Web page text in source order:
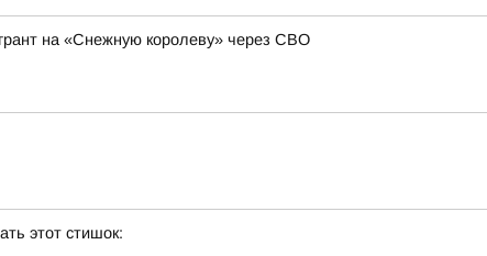
на «Снежную королеву» через СВО
этот стишок: